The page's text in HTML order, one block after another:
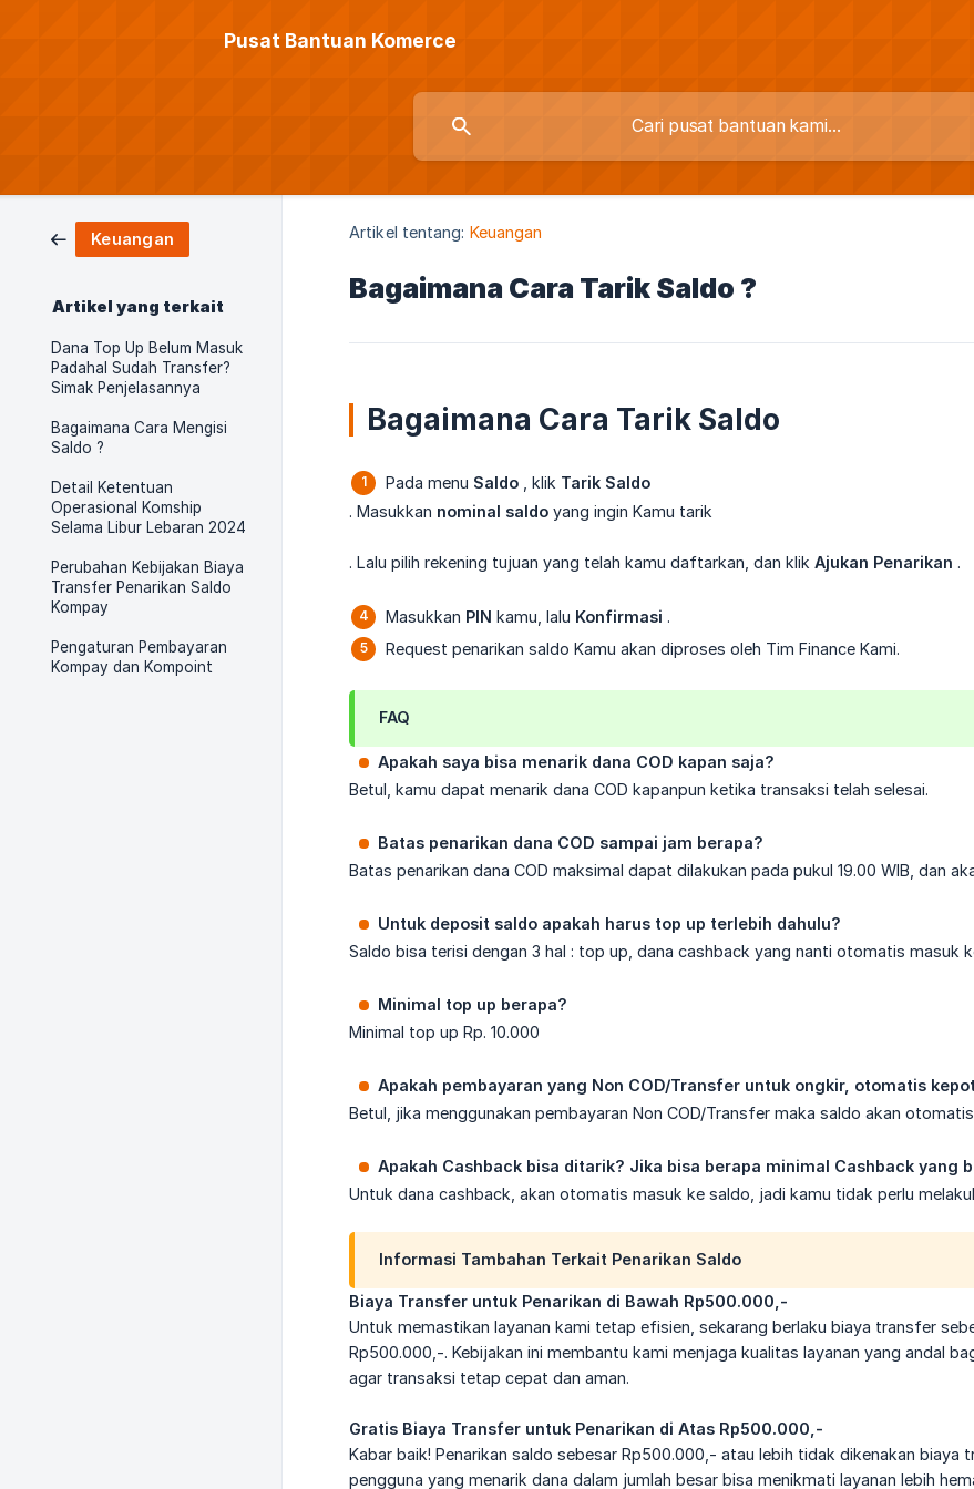
Pusat Bantuan Komerce
Keuangan
Artikel yang terkait
Dana Top Up Belum Masuk
Padahal Sudah Transfer?
Simak Penjelasannya
Bagaimana Cara Mengisi
Saldo ?
Detail Ketentuan
Operasional Komship
Selama Libur Lebaran 2024
Perubahan Kebijakan Biaya
Transfer Penarikan Saldo
Kompay
Pengaturan Pembayaran
Kompay dan Kompoint
Artikel tentang: Keuangan
Bagaimana Cara Tarik Saldo ?
Bagaimana Cara Tarik Saldo
Pada menu Saldo , klik Tarik Saldo
. Masukkan nominal saldo yang ingin Kamu tarik
. Lalu pilih rekening tujuan yang telah kamu daftarkan, dan klik Ajukan Penarikan .
Masukkan PIN kamu, lalu Konfirmasi .
Request penarikan saldo Kamu akan diproses oleh Tim Finance Kami.
FAQ
Apakah saya bisa menarik dana COD kapan saja?
Betul, kamu dapat menarik dana COD kapanpun ketika transaksi telah selesai.
Batas penarikan dana COD sampai jam berapa?
Batas penarikan dana COD maksimal dapat dilakukan pada pukul 19.00 WIB, dan
Untuk deposit saldo apakah harus top up terlebih dahulu?
Saldo bisa terisi dengan 3 hal : top up, dana cashback yang nanti otomatis masuk
Minimal top up berapa?
Minimal top up Rp. 10.000
Apakah pembayaran yang Non COD/Transfer untuk ongkir, otomatis
Betul, jika menggunakan pembayaran Non COD/Transfer maka saldo akan
Apakah Cashback bisa ditarik? Jika bisa berapa minimal Cashback yang
Untuk dana cashback, akan otomatis masuk ke saldo, jadi kamu tidak perlu
Informasi Tambahan Terkait Penarikan Saldo
Biaya Transfer untuk Penarikan di Bawah Rp500.000,-
Untuk memastikan layanan kami tetap efisien, sekarang berlaku biaya transfer
Rp500.000,-. Kebijakan ini membantu kami menjaga kualitas layanan yang andal
agar transaksi tetap cepat dan aman.
Gratis Biaya Transfer untuk Penarikan di Atas Rp500.000,-
Kabar baik! Penarikan saldo sebesar Rp500.000,- atau lebih tidak dikenakan biaya
pengguna yang menarik dana dalam jumlah besar bisa menikmati layanan lebih